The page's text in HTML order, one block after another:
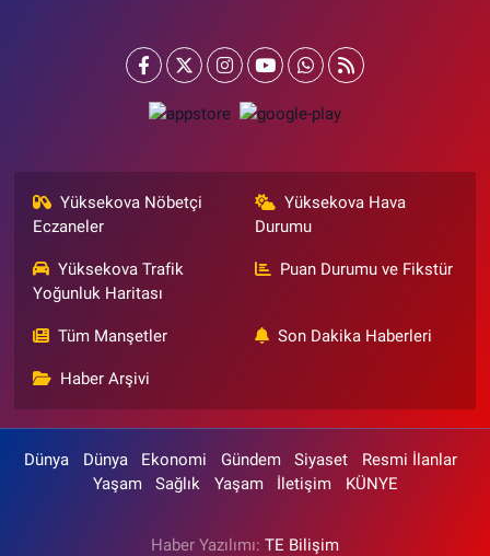
Yüksekova Nöbetçi
Eczaneler
Yüksekova Hava
Durumu
Yüksekova Trafik
Yoğunluk Haritası
Puan Durumu ve Fikstür
Tüm Manşetler Son Dakika Haberleri
Haber Arşivi
Dünya Dünya Ekonomi Gündem Siyaset
Resmi İlanlar
Yaşam
Sağlık Yaşam İletişim KÜNYE
Haber Yazılımı: TE Bilişim